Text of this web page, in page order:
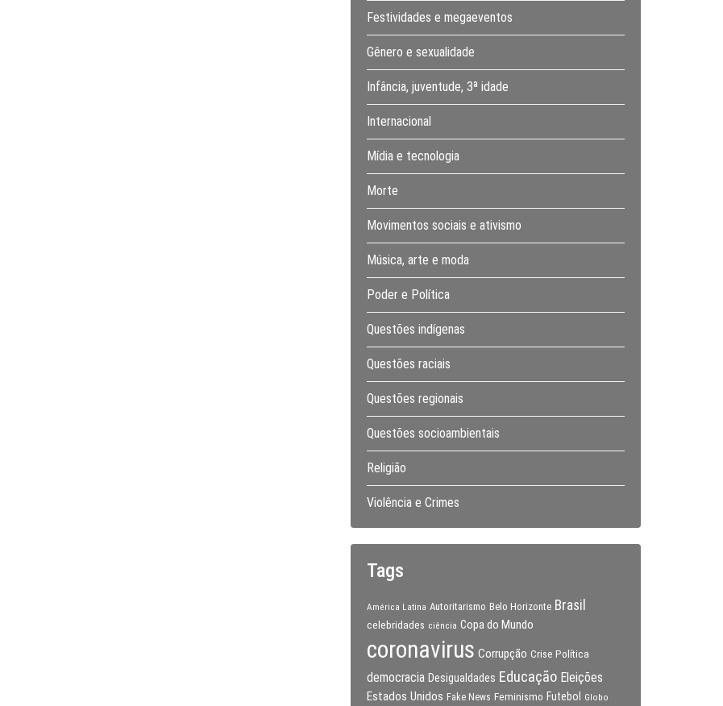
Festividades e megaeventos
Gênero e sexualidade
Infância, juventude, 3ª idade
Internacional
Mídia e tecnologia
Morte
Movimentos sociais e ativismo
Música, arte e moda
Poder e Política
Questões indígenas
Questões raciais
Questões regionais
Questões socioambientais
Religião
Violência e Crimes
Tags
América Latina Autoritarismo Belo Horizonte Brasil
celebridades ciência Copa do Mundo
coronavirus Corrupção Crise Política
democracia Desigualdades Educação Eleições
Estados Unidos Fake News Feminismo Futebol Globo